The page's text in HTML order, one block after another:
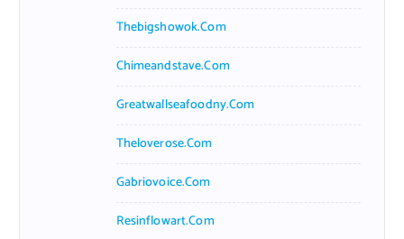
Thebigshowok.com
Chimeandstave.com
Greatwallseafoodny.com
Theloverose.com
Gabriovoice.com
Resinflowart.com